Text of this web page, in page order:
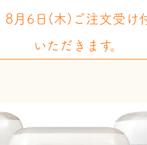
8月6日(木)ご注文受け
いただきます。